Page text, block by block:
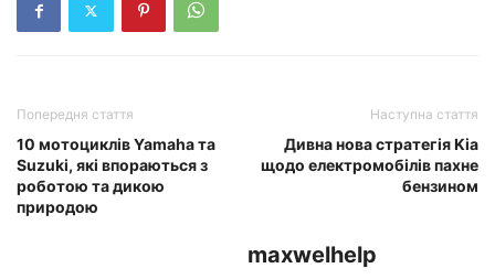
Попередня стаття
10 мотоциклів Yamaha та
Suzuki, які впораються з
роботою та дикою
природою
Наступна стаття
Дивна нова стратегія Kia
щодо електромобілів пахне
бензином
maxwelhelp